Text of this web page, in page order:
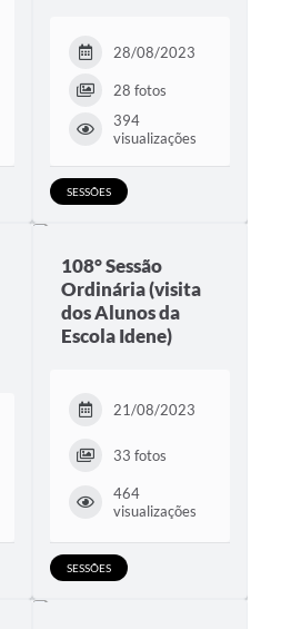
28/08/2023
28 fotos
394
visualizações
SESSÕES
108° Sessão
Ordinária (visita
dos Alunos da
Escola Idene)
21/08/2023
33 fotos
464
visualizações
SESSÕES